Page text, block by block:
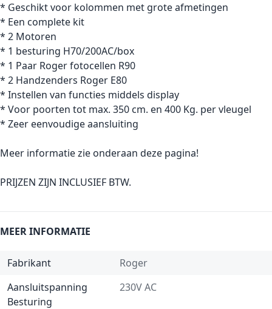
* Geschikt voor kolommen met grote afmetingen
* Een complete kit
* 2 Motoren
* 1 besturing H70/200AC/box
* 1 Paar Roger fotocellen R90
* 2 Handzenders Roger E80
* Instellen van functies middels display
* Voor poorten tot max. 350 cm. en 400 Kg. per vleugel
* Zeer eenvoudige aansluiting
Meer informatie zie onderaan deze pagina!
PRIJZEN ZIJN INCLUSIEF BTW.
MEER INFORMATIE
Fabrikant
Roger
Aansluitspanning
Besturing
230V AC